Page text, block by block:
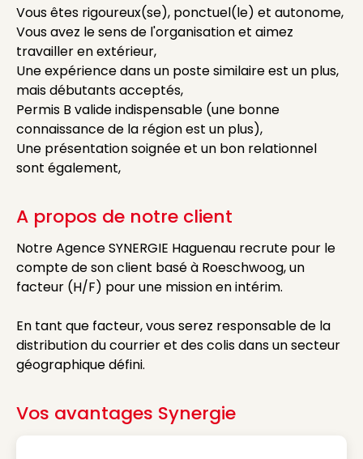
Vous êtes rigoureux(se), ponctuel(le) et autonome,
Vous avez le sens de l'organisation et aimez
travailler en extérieur,
Une expérience dans un poste similaire est un plus,
mais débutants acceptés,
Permis B valide indispensable (une bonne
connaissance de la région est un plus),
Une présentation soignée et un bon relationnel
sont également,
A propos de notre client
Notre Agence SYNERGIE Haguenau recrute pour le
compte de son client basé à Roeschwoog, un
facteur (H/F) pour une mission en intérim.
En tant que facteur, vous serez responsable de la
distribution du courrier et des colis dans un secteur
géographique défini.
Vos avantages Synergie